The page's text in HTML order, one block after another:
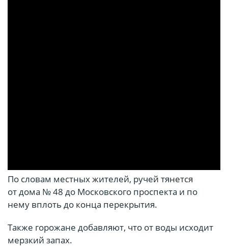
По словам местных жителей, ручей тянется
от дома № 48 до Московского проспекта и по
нему вплоть до конца перекрытия.
Также горожане добавляют, что от воды исходит
мерзкий запах.